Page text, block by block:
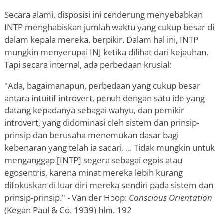
Secara alami, disposisi ini cenderung menyebabkan
INTP menghabiskan jumlah waktu yang cukup besar di
dalam kepala mereka, berpikir. Dalam hal ini, INTP
mungkin menyerupai INJ ketika dilihat dari kejauhan.
Tapi secara internal, ada perbedaan krusial:
"Ada, bagaimanapun, perbedaan yang cukup besar
antara intuitif introvert, penuh dengan satu ide yang
datang kepadanya sebagai wahyu, dan pemikir
introvert, yang didominasi oleh sistem dan prinsip-
prinsip dan berusaha menemukan dasar bagi
kebenaran yang telah ia sadari. ... Tidak mungkin untuk
menganggap [INTP] segera sebagai egois atau
egosentris, karena minat mereka lebih kurang
difokuskan di luar diri mereka sendiri pada sistem dan
prinsip-prinsip." - Van der Hoop: Conscious Orientation
(Kegan Paul & Co. 1939) hlm. 192